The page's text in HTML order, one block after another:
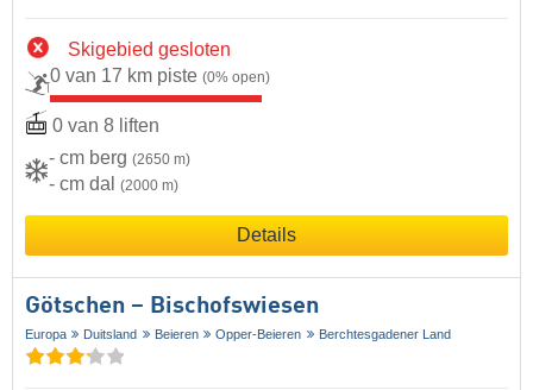
Skigebied gesloten
0 van 17 km piste (0% open)
0 van 8 liften
- cm berg (2650 m)
- cm dal (2000 m)
Details
Götschen – Bischofswiesen
Europa Duitsland Beieren Opper-Beieren Berchtesgadener Land